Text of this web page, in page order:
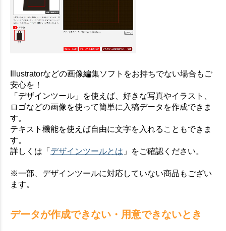
Illustratorなどの画像編集ソフトをお持ちでない場合もご
安心を！
「デザインツール」を使えば、好きな写真やイラスト、
ロゴなどの画像を使って簡単に入稿データを作成できま
す。
テキスト機能を使えば自由に文字を入れることもできま
す。
詳しくは「 デザインツールとは 」をご確認ください。
※一部、デザインツールに対応していない商品もござい
ます。
データが作成できない・用意できないとき